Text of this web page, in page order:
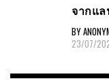
จากแล
BY
23/07/